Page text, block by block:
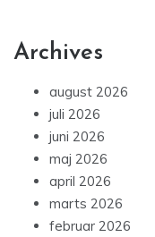
Archives
august 2026
juli 2026
juni 2026
maj 2026
april 2026
marts 2026
februar 2026